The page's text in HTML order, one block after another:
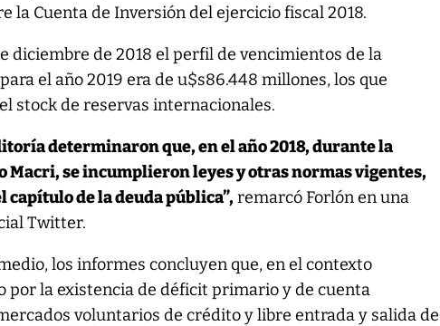
la Cuenta de Inversión del ejercicio fiscal 2018.
diciembre de 2018 el perfil de vencimientos de la
el año 2019 era de u$s86.448 millones, los que
stock de reservas internacionales.
determinaron que, en el año 2018, durante la
Macri, se incumplieron leyes y otras normas vigentes,
de la deuda pública”,remarcó Forlón en una
Twitter.
los informes concluyen que, en el contexto
por la existencia de déficit primario y de cuenta
voluntarios de crédito y libre entrada y salida de